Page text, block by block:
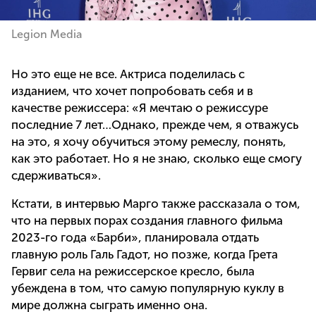
Legion Media
Но это еще не все. Актриса поделилась с
изданием, что хочет попробовать себя и в
качестве режиссера: «Я мечтаю о режиссуре
последние 7 лет…Однако, прежде чем, я отважусь
на это, я хочу обучиться этому ремеслу, понять,
как это работает. Но я не знаю, сколько еще смогу
сдерживаться».
Кстати, в интервью Марго также рассказала о том,
что на первых порах создания главного фильма
2023-го года «Барби», планировала отдать
главную роль Галь Гадот, но позже, когда Грета
Гервиг села на режиссерское кресло, была
убеждена в том, что самую популярную куклу в
мире должна сыграть именно она.